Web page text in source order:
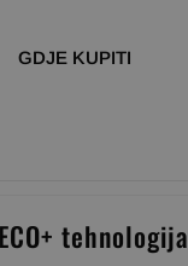
GDJE KUPITI
ECO+ tehnologija